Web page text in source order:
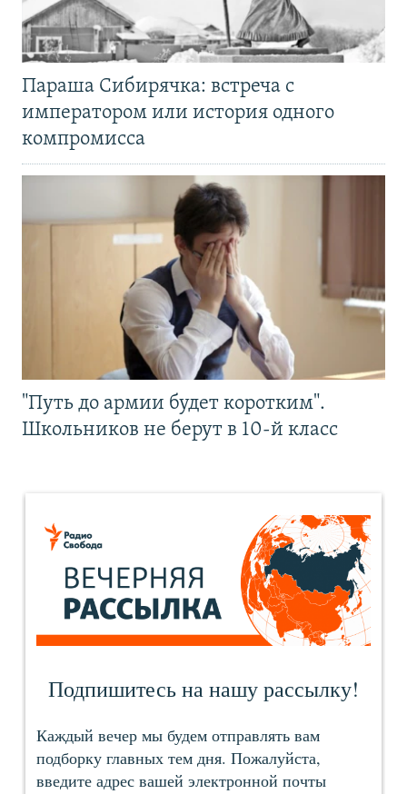
Параша Сибирячка: встреча с
императором или история одного
компромисса
"Путь до армии будет коротким".
Школьников не берут в 10-й класс